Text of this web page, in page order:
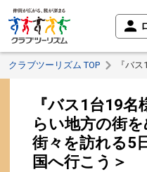
クラブツーリズム TOP 『バ
『バス1台19
らい地方の街
街々を訪れる5
国へ行こう＞